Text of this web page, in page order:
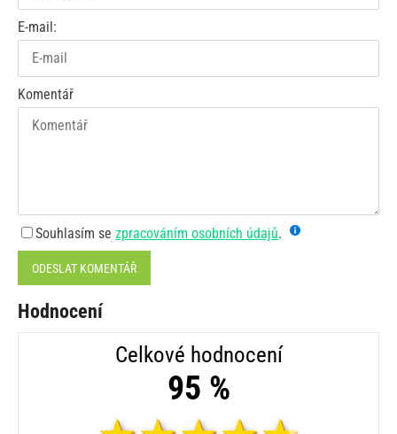
E-mail:
Komentář
Souhlasím se zpracováním osobních údajů.
ODESLAT KOMENTÁŘ
Hodnocení
Celkové hodnocení
95 %